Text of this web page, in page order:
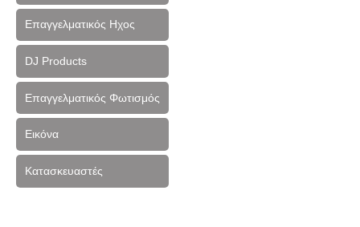
Επαγγελματικός Ηχος
DJ Products
Επαγγελματικός Φωτισμός
Εικόνα
Κατασκευαστές